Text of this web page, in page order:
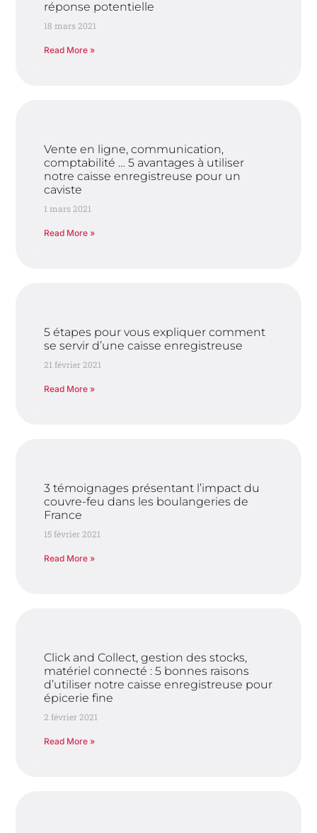
réponse potentielle
18 mars 2021
Read More »
Vente en ligne, communication,
comptabilité … 5 avantages à utiliser
notre caisse enregistreuse pour un
caviste
1 mars 2021
Read More »
5 étapes pour vous expliquer comment
se servir d’une caisse enregistreuse
21 février 2021
Read More »
3 témoignages présentant l’impact du
couvre-feu dans les boulangeries de
France
15 février 2021
Read More »
Click and Collect, gestion des stocks,
matériel connecté : 5 bonnes raisons
d’utiliser notre caisse enregistreuse pour
épicerie fine
2 février 2021
Read More »